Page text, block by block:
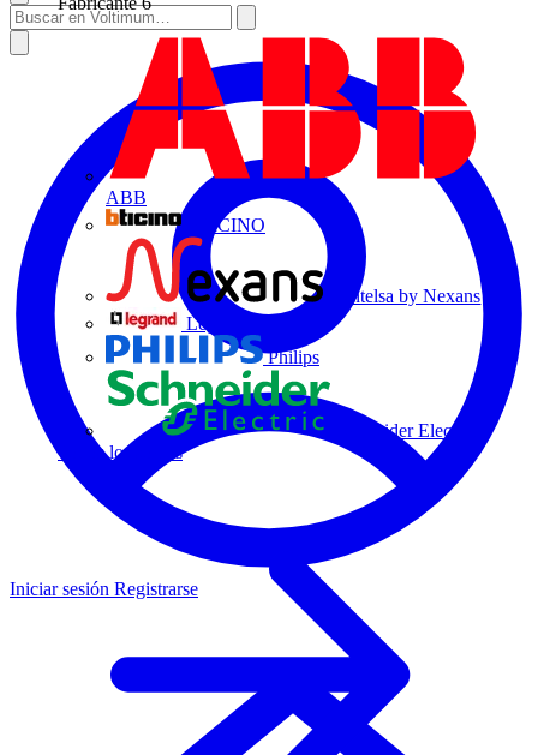
ABB
BTICINO
Centelsa by Nexans
Legrand
Philips
Schneider Electric
Todos los socios
Iniciar sesión Registrarse